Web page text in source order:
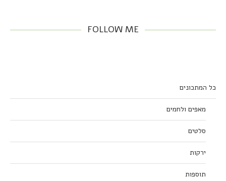
FOLLOW ME
כל המתכונים
מאפים ולחמים
סלטים
ירקות
תוספות